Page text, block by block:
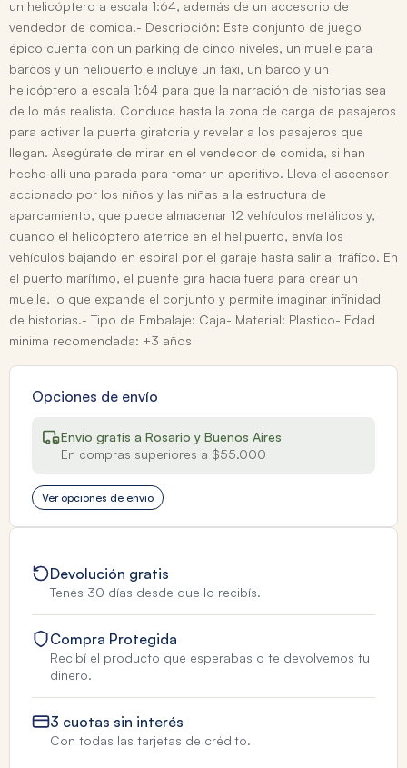
un helicóptero a escala 1:64, además de un accesorio de
vendedor de comida.- Descripción: Este conjunto de juego
épico cuenta con un parking de cinco niveles, un muelle para
barcos y un helipuerto e incluye un taxi, un barco y un
helicóptero a escala 1:64 para que la narración de historias sea
de lo más realista. Conduce hasta la zona de carga de pasajeros
para activar la puerta giratoria y revelar a los pasajeros que
llegan. Asegúrate de mirar en el vendedor de comida, si han
hecho allí una parada para tomar un aperitivo. Lleva el ascensor
accionado por los niños y las niñas a la estructura de
aparcamiento, que puede almacenar 12 vehículos metálicos y,
cuando el helicóptero aterrice en el helipuerto, envía los
vehículos bajando en espiral por el garaje hasta salir al tráfico. En
el puerto marítimo, el puente gira hacia fuera para crear un
muelle, lo que expande el conjunto y permite imaginar infinidad
de historias.- Tipo de Embalaje: Caja- Material: Plastico- Edad
minima recomendada: +3 años
Opciones de envío
Envío gratis a Rosario y Buenos Aires
En compras superiores a $55.000
Ver opciones de envio
Devolución gratis
Tenés 30 días desde que lo recibís.
Compra Protegida
Recibí el producto que esperabas o te devolvemos tu
dinero.
3 cuotas sin interés
Con todas las tarjetas de crédito.